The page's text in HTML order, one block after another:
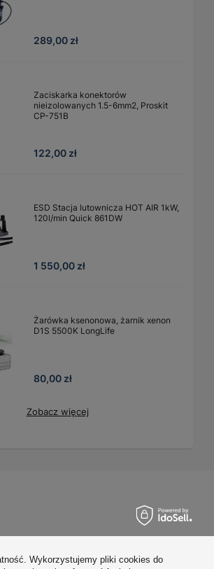
289,00 zł
Zaciskarka konektorów
nieizolowanych 1.5-6mm2, Proskit
CP-751B
122,00 zł
ESD Stacja lutownicza HOT AIR 1kW,
120l/min Quick 861DW
1 550,00 zł
Żarówka ksenonowa, żarnik xenon
D1S 5500K LongLife
80,00 zł
Zobacz więcej
Wykorzystujemy pliki cookies do